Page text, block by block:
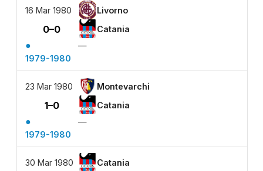
16 Mar 1980 Livorno
0–0 Catania
●
—
1979-1980
23 Mar 1980 Montevarchi
1–0 Catania
●
—
1979-1980
30 Mar 1980 Catania